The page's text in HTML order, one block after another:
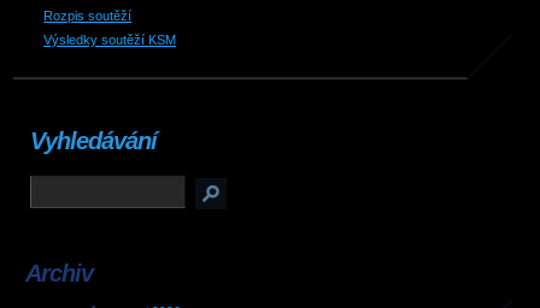
Rozpis soutěží
Výsledky soutěží KSM
Vyhledávání
Archiv